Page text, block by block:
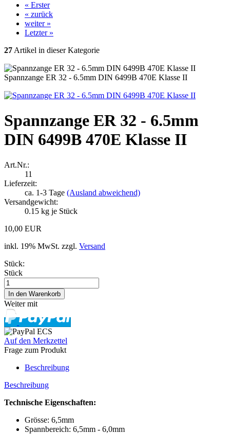
« Erster
« zurück
weiter »
Letzter »
27 Artikel in dieser Kategorie
Spannzange ER 32 - 6.5mm DIN 6499B 470E Klasse II
Spannzange ER 32 - 6.5mm
DIN 6499B 470E Klasse II
Art.Nr.:
11
Lieferzeit:
ca. 1-3 Tage (Ausland abweichend)
Versandgewicht:
0.15 kg je Stück
10,00 EUR
inkl. 19% MwSt. zzgl. Versand
Stück:
Stück
Weiter mit
Auf den Merkzettel
Frage zum Produkt
Beschreibung
Beschreibung
Technische Eigenschaften:
Grösse: 6,5mm
Spannbereich: 6,5mm - 6,0mm